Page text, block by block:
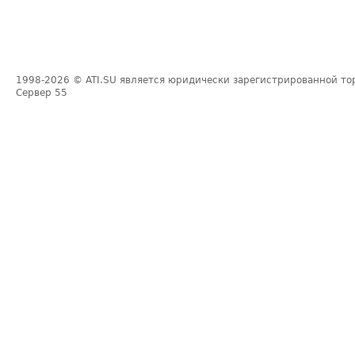
1998-2026 © ATI.SU является юридически зарегистрированной
Сервер 55